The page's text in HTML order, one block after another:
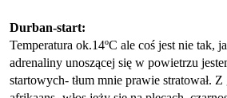
Durban-start:
Temperatura ok.14ºC ale coś jest nie tak,
adrenaliny unoszącej się w powietrzu
startowych- tłum mnie prawie stratował.